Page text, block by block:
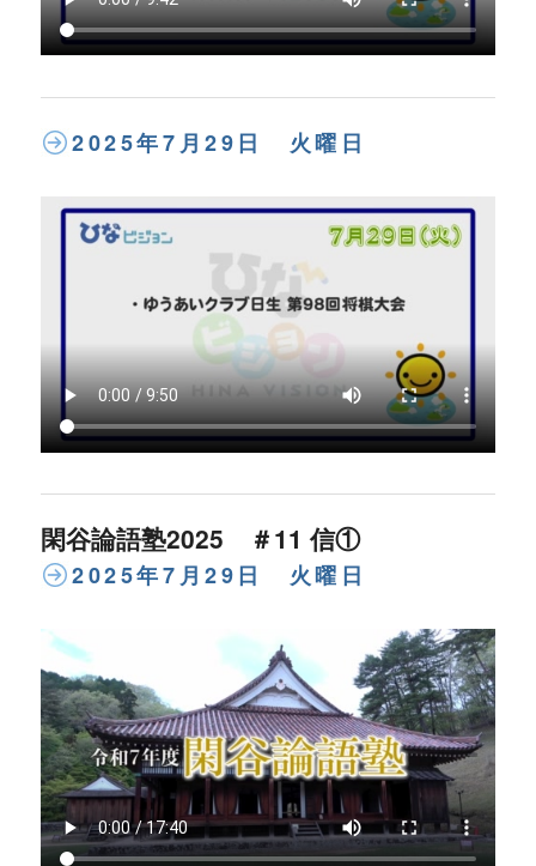
2025年7月29日 火曜日
閑谷論語塾2025 ＃11 信①
2025年7月29日 火曜日